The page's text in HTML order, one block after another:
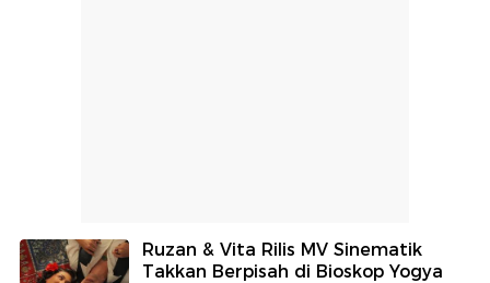
Ruzan & Vita Rilis MV Sinematik
Takkan Berpisah di Bioskop Yogya